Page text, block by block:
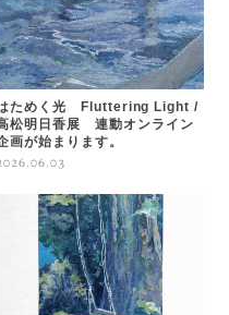
ためく光 Fluttering Light /
松明日香展 連動オンライン
画が始まります。